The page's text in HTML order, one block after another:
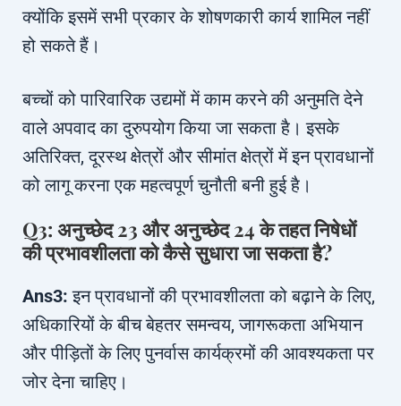
क्योंकि इसमें सभी प्रकार के शोषणकारी कार्य शामिल नहीं
हो सकते हैं।
बच्चों को पारिवारिक उद्यमों में काम करने की अनुमति देने
वाले अपवाद का दुरुपयोग किया जा सकता है। इसके
अतिरिक्त, दूरस्थ क्षेत्रों और सीमांत क्षेत्रों में इन प्रावधानों
को लागू करना एक महत्वपूर्ण चुनौती बनी हुई है।
Q3: अनुच्छेद 23 और अनुच्छेद 24 के तहत निषेधों
की प्रभावशीलता को कैसे सुधारा जा सकता है?
Ans3: इन प्रावधानों की प्रभावशीलता को बढ़ाने के लिए,
अधिकारियों के बीच बेहतर समन्वय, जागरूकता अभियान
और पीड़ितों के लिए पुनर्वास कार्यक्रमों की आवश्यकता पर
जोर देना चाहिए।